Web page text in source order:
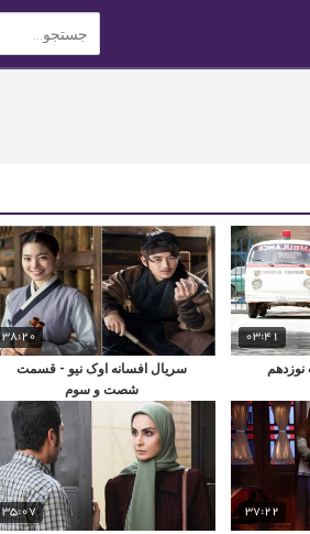
03:41
38:20
سریال افسانه اوک نیو - قسمت
شصت و سوم
37:22
35:07